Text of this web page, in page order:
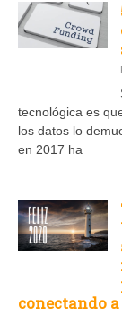
tecnológica es
los datos lo
en 2017 ha
conectando